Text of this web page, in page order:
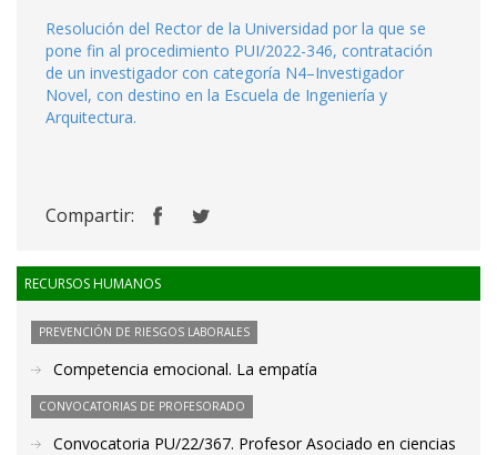
Resolución del Rector de la Universidad por la que se
pone fin al procedimiento PUI/2022-346, contratación
de un investigador con categoría N4–Investigador
Novel, con destino en la Escuela de Ingeniería y
Arquitectura.
Compartir:
RECURSOS HUMANOS
PREVENCIÓN DE RIESGOS LABORALES
Competencia emocional. La empatía
CONVOCATORIAS DE PROFESORADO
Convocatoria PU/22/367. Profesor Asociado en ciencias